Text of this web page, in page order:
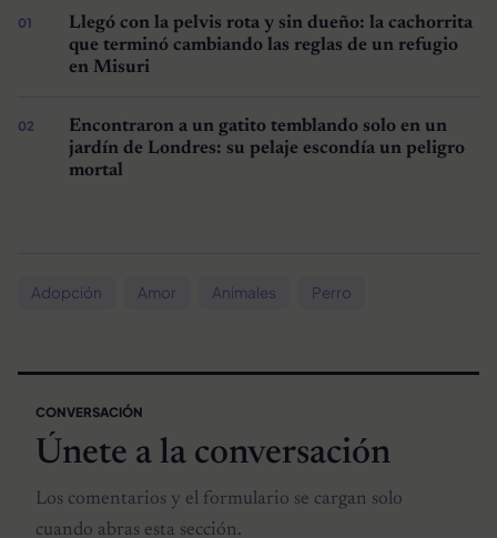
Llegó con la pelvis rota y sin dueño: la cachorrita
que terminó cambiando las reglas de un refugio
en Misuri
Encontraron a un gatito temblando solo en un
jardín de Londres: su pelaje escondía un peligro
mortal
Adopción Amor Animales Perro
CONVERSACIÓN
Únete a la conversación
Los comentarios y el formulario se cargan solo
cuando abras esta sección.